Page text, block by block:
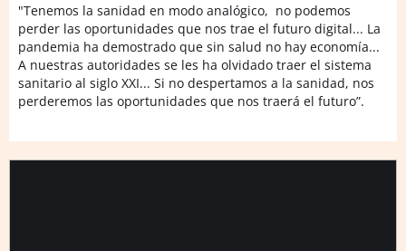
"Tenemos la sanidad en modo analógico, no podemos
perder las oportunidades que nos trae el futuro digital... La
pandemia ha demostrado que sin salud no hay economía...
A nuestras autoridades se les ha olvidado traer el sistema
sanitario al siglo XXI... Si no despertamos a la sanidad, nos
perderemos las oportunidades que nos traerá el futuro”.